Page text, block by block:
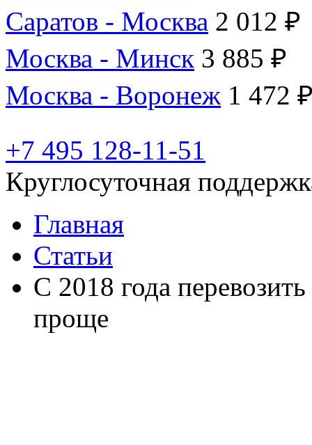
Саратов - Москва 2 012 ₽
Москва - Минск 3 885 ₽
Москва - Воронеж 1 472
+7 495 128-11-51
Круглосуточная
Главная
Статьи
С 2018 года
проще